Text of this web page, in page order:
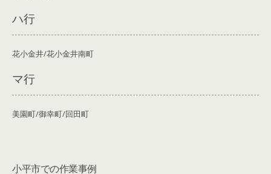
ハ行
花小金井/花小金井南町
マ行
美園町/御幸町/回田町
小平市での作業事例